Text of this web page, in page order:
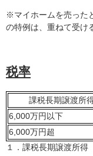
※マイホームを売った
の特例は、重ねて受け
税率
課税長期譲渡所
6,000万円以下
6,000万円超
１．課税長期譲渡所得